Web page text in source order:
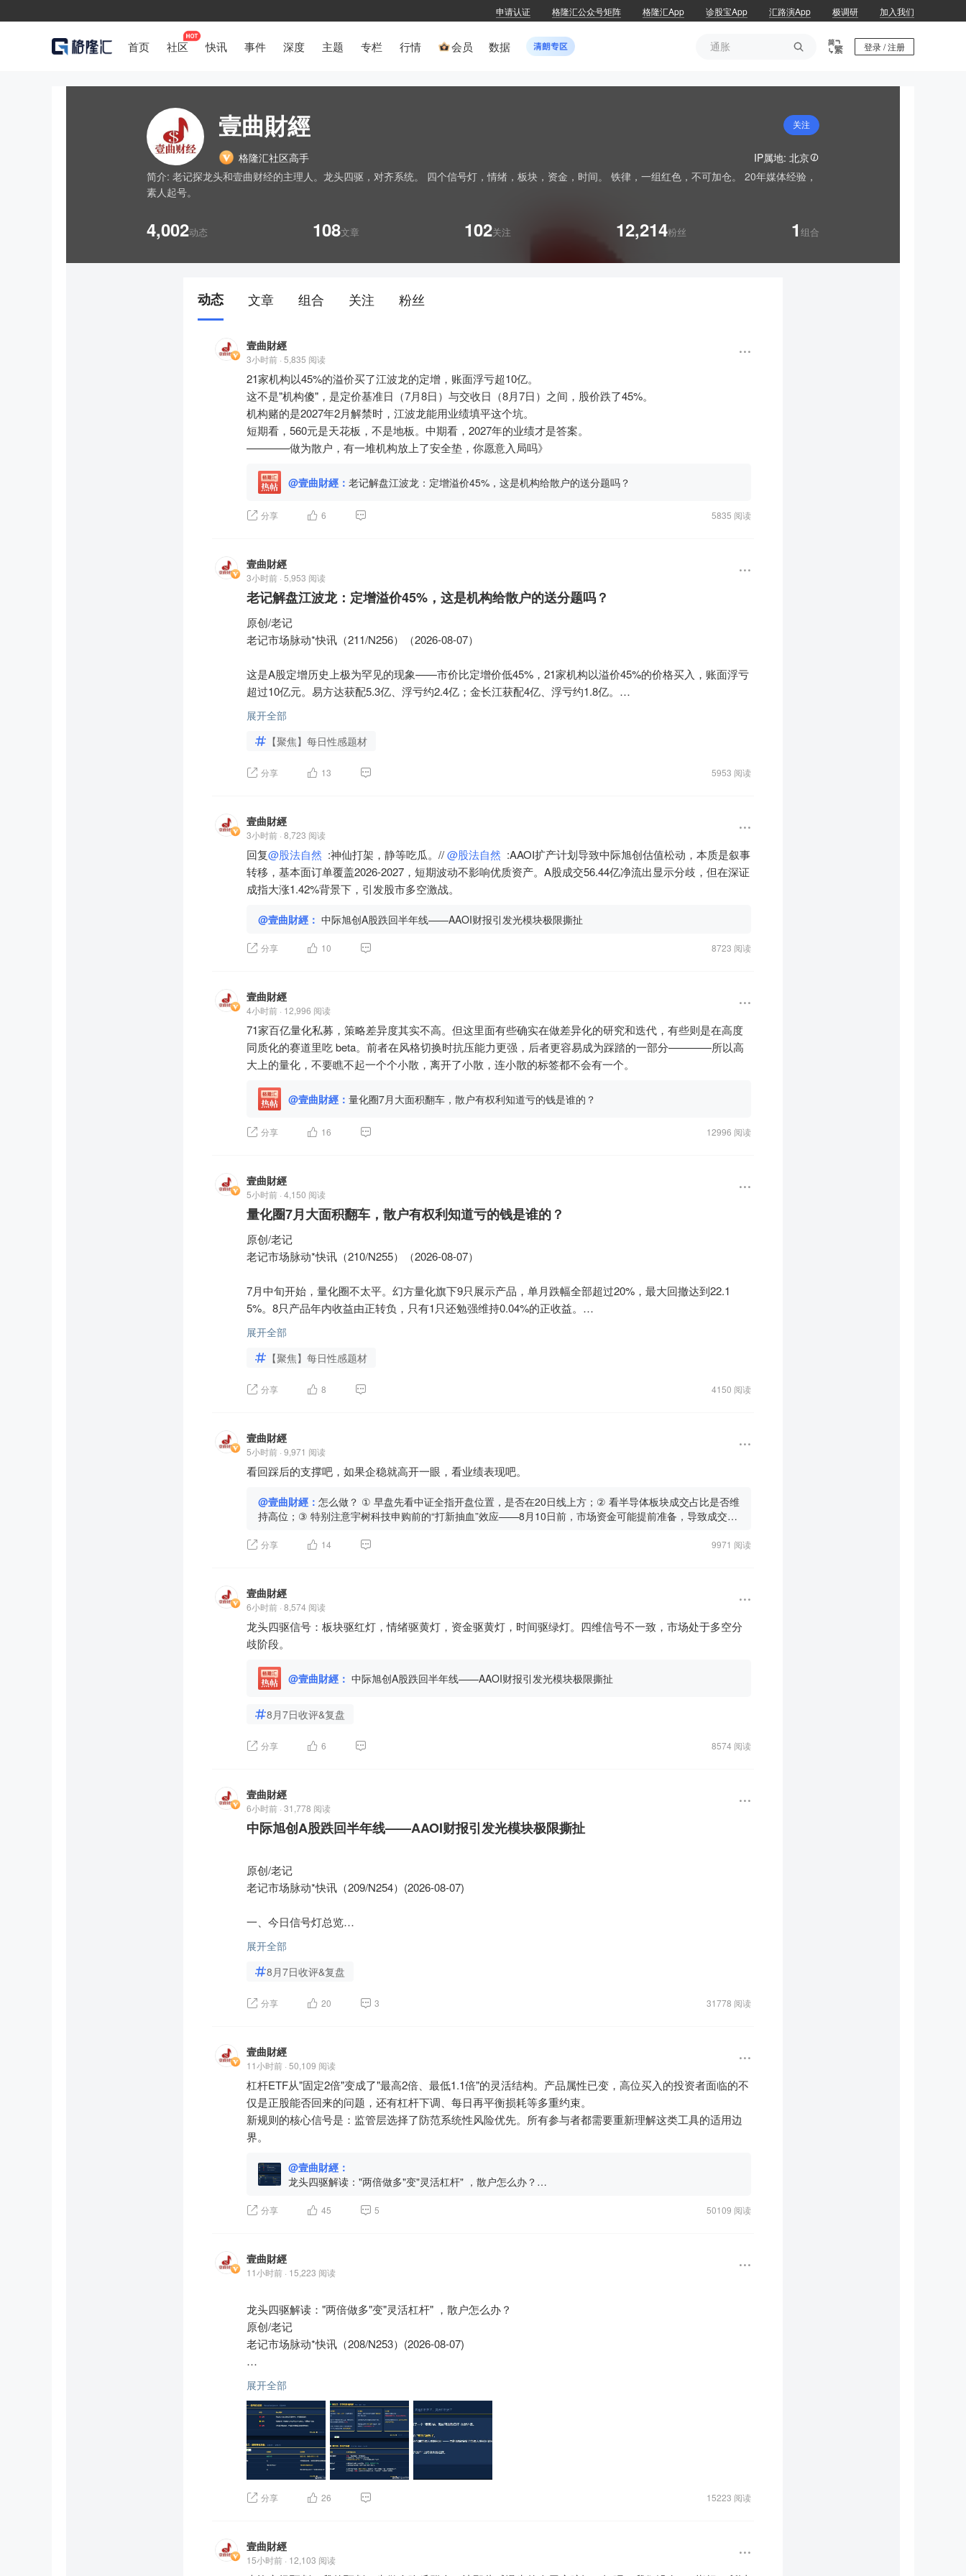
申请认证 格隆汇公众号矩阵 格隆汇App 诊股宝App 汇路演App 极调研 加入我们
首页 社区 快讯 事件 深度 主题 专栏 行情 会员 数据 
通胀
登录 / 注册
壹曲財經 关注
格隆汇社区高手
IP属地: 北京
简介: 老记探龙头和壹曲财经的主理人。龙头四驱，对齐系统。 四个信号灯，情绪，板块，资金，时间。 铁律，一组红色，不可加仓。 20年媒体经验，
素人起号。
4,002动态 108文章 102关注 12,214粉丝 1 组合
动态 文章 组合 关注 粉丝
壹曲財經
3小时前 · 5,835 阅读
21家机构以45%的溢价买了江波龙的定增，账面浮亏超10亿。
这不是"机构傻"，是定价基准日（7月8日）与交收日（8月7日）之间，股价跌了45%。
机构赌的是2027年2月解禁时，江波龙能用业绩填平这个坑。
短期看，560元是天花板，不是地板。中期看，2027年的业绩才是答案。
————做为散户，有一堆机构放上了安全垫，你愿意入局吗》
@壹曲財經： 老记解盘江波龙：定增溢价45%，这是机构给散户的送分题吗？
分享 6 5835 阅读
壹曲財經
3小时前 · 5,953 阅读
老记解盘江波龙：定增溢价45%，这是机构给散户的送分题吗？
原创/老记
老记市场脉动*快讯（211/N256）（2026-08-07）
这是A股定增历史上极为罕见的现象——市价比定增价低45%，21家机构以溢价45%的价格买入，账面浮亏
超过10亿元。易方达获配5.3亿、浮亏约2.4亿；金长江获配4亿、浮亏约1.8亿。
谁能想到，一只大牛股仅仅一个月，股价从560元直接砍到了386元，降幅达到31%。
更有意思的是，江波龙在时间上的安排，8月7日晚披露定增利空，8月10日白天，宇树科技申购，虹吸效应
出现，江波龙可能与市场同步回调？然后，8月10日晚间，公司再度释放半年报利好？
一、信号灯总览
板块驱	🟢 绿灯	存储行业高景气，公司半年报预告净利92-110亿，基本面强劲；
资金驱	🔴 红灯	定增股6个月限售期（2027年2月解禁），短期缺乏增量资金承接；
时间驱	🔴 红灯	8月10日宇树申购（虹吸效应）+8月11日中报披露（双事件窗口）；
二、定增价格与市价的"剪刀差"
指标	                 数据
定增发行价	560元/股
溢价幅度	                 +45%
限售期	                 6个月（2027年2月解禁）
三、核心拆解：为什么会发生"溢价定增"？
1. 定增定价机制：不是"市价打折"，是"提前锁定"
定向增发的定价基准日，通常是发行期首日（本次为7月8日左右）。江波龙在7月8日前股价处于历史高位
区间（500-600元），定增底价参考当时股价水平，最终以560元发行。而7月8日之后，受光模块板块调
整、市场整体回调等因素影响，江波龙股价从高位跌至386元。
2. 机构为何愿意"高位接盘"？
江波龙2026年上半年预计净利润92-110亿元，同比增长622倍至744倍；其中一季度已赚38.62亿元，二季度
按半年报上限110亿简单年化，全年净利润可能超过200亿元。当前市值约1634亿元（386元×4.23亿股），
对应PE仅约8倍。
机构的逻辑是：560元买，对应估值约12-13倍，在一个年赚200亿、增速数倍的公司面前，12倍PE并不
贵。他们赌的是——定增解禁时（2027年2月），市价能回到560元以上。
这就是资本市场，谁也不知道黑天鹅什么时间飞起来。
四、会"流产"吗？——大概率不会
根据公告，募集资金已于7月9日到账，验资完成，三方监管协议已签。"流产"指的是"发行失败"——但发行
已经完成，资金已经到手。
2. 机构不会"弃购"
年2月才能卖。
五、对股价的后续影响：三个时间维度
短期（1-2周）：承压，但跌不深
溢价45%的"锚定效应"——散户看到560的定增价，会以386为"便宜"	半年报8月10日晚披露，大概率超预
期，形成基本面支撑
宇树科技8月10日申购，冻结资金虹吸	                                                    Q2单季净利53-71亿，环比增长38-8
定增股虽不流通，但市场心理层面承压	                                                    当前PE仅约8倍，估值有安全
边际
中期（1-6个月）："定增价"是天花板，不是地板
560元是机构的成本价，也是心理阻力位。机构解禁前（2027年2月前），市价很难有效突破560元——因
长期（6个月以上）：看基本面
决定股价能否回到560元以上的，不是定增价，而是2027年的业绩。如果2027年江波龙能维持200亿以上净
利润，PE压缩到10倍以下，560元就会变成"地板"而不是"天花板"。但如果存储周期见顶、业绩下滑，560
元就会成为长期的"山顶"。
背后至少有三层意思：
第一层：为宇树科技申购"让路"
8月10日是宇树科技申购日，市场关注焦点在宇树。选择周五（8月7日）盘后公布定增结果，是为了避开宇
第二层：中报前"净身"——利空出清
第三层：对冲虹吸效应
宇树申购日，市场资金被冻结。江波龙选择在同一天让市场消化"定增结果+中报预期"，是利用中报利好来
对冲定增利空和申购虹吸——让持有者看到中报的"定心丸"，减少因宇树申购导致的抛售压力。
问题	                 龙头四驱的答案
能不能做？	短期不能加仓。 资金驱红灯（定增套牢盘）+时间驱红灯（宇树虹吸），双重压力下，短期
做什么？	                  如果已在车上：持有，等待中报验证。 8月11日的半年报是核心变量。如果净利润接
怎么做？	                  ① 不要追高：当前386元，距离定增价560元有45%的空间——但这不是"安全垫"，
是"心理阻力"。② 等中报落地：如果中报超预期，短期可能有反弹；如果中报不及预期（低于100亿），可
八、21家机构帐面浮亏超10亿
机构赌的是2027年2月解禁时，江波龙能用业绩填平这个坑。
短期看，560元是天花板，不是地板。中期看，2027年的业绩才是答案。
#江波龙#定增#半年报#宇树科技
展开全部
【聚焦】每日性感题材
分享 13 5953 阅读
壹曲財經
3小时前 · 8,723 阅读
回复@股法自然 :神仙打架，静等吃瓜。//@股法自然 :AAOI扩产计划导致中际旭创估值松动，本质是叙事
转移，基本面订单覆盖2026-2027，短期波动不影响优质资产。A股成交56.44亿净流出显示分歧，但在深证
成指大涨1.42%背景下，引发股市多空激战。
@壹曲財經： 中际旭创A股跌回半年线——AAOI财报引发光模块极限撕扯
分享 10 8723 阅读
壹曲財經
4小时前 · 12,996 阅读
71家百亿量化私募，策略差异度其实不高。但这里面有些确实在做差异化的研究和迭代，有些则是在高度
同质化的赛道里吃 beta。前者在风格切换时抗压能力更强，后者更容易成为踩踏的一部分————所以高
大上的量化，不要瞧不起一个个小散，离开了小散，连小散的标签都不会有一个。
@壹曲財經： 量化圈7月大面积翻车，散户有权利知道亏的钱是谁的？
分享 16 12996 阅读
壹曲財經
5小时前 · 4,150 阅读
量化圈7月大面积翻车，散户有权利知道亏的钱是谁的？
原创/老记
老记市场脉动*快讯（210/N255）（2026-08-07）
7月中旬开始，量化圈不太平。幻方量化旗下9只展示产品，单月跌幅全部超过20%，最大回撤达到22.1
5%。8只产品年内收益由正转负，只有1只还勉强维持0.04%的正收益。
不只幻方。明汯14只产品里有9只年内负收益，九坤15只中14只虽然还挂着正收益，但单月回撤明显。稳博
更夸张，有一只产品单周跌了29.23%。
整个行业的数据更扎眼：1198只量化产品，7月平均跌幅14.60%，正收益的只有5%。316只跌超20%，14
一句话说清楚：这不是某一家机构出了问题，是整个行业一起翻了车。
从散户口袋里来的。
这不是阴谋论，是结构性事实。
A股散户持股市值占比大约30%-39%，但交易量贡献了60%-70%，换手率是机构的3到5倍。翻译成大白
话：散户持股少、交易多、拿不住。而量化赚的就是这个交易过程中的价差和信息差。
南京大学有项研究，直接算了一笔账：2025年45家百亿量化私募平均收益率37.6%，同期散户人均亏损超
所以每次量化集体回撤，有人出来安慰说"市场波动，大家都一样"。其实不一样。量化亏的是超额收益的一
表面原因是7月中旬A股风格急转。上半年科技赛道一路狂奔，量化靠着动量因子吃得满嘴流油。结果7月风
格突然切换，前期涨最猛的板块回调最快，动量因子瞬间从赚钱机器变成亏损引擎。
更关键的是，国内绝大多数量化机构用的是类似的公开行情数据，核心因子、选股逻辑、风控阈值高度重
合。平时大家赚一样的钱，出事也是亏一样的钱。
每家机构自己的风控逻辑没问题——净值碰到回撤线，自动减仓止损，这在单个机构来看是理性的。但当
数千套几乎一样的模型在同一时间触发同一类指令，个体理性就变成了集体灾难。
损。下跌—减仓—更深下跌，形成闭环。
原本只是一次正常的风格切换，被量化的同步踩踏放大了好几倍，最终变成行业性的集体回撤。
我做记者30年，炒股也差不多这个年头。看得多了，有一个规律越来越清晰：市场上涨的时候，各路资金
是轮番上阵的。今天拉半导体的，明天拉新能源的，后天拉消费的——像接力赛，一棒接一棒，热热闹
闹。
涨的时候轮番上，跌的时候一起跑——这是市场参与者的真实行为模式，不是教科书里写的那种"理性均
衡"。
时候，它们的算法同样比人快，先一步止损出逃。速度最快的量化机构率先离场，速度最慢的——往往包
括反应最迟钝的散户——被留在最后。
所以我一直想说一句：当你发现某个赛道突然所有量化都在赚，不要觉得"市场机会真好"。换个角度想想，
等它们跑的时候，你跑得过吗？
行业层面的几个数字
尔法因子在不断枯竭，策略越来越同质化。规模越大，调仓冲击越大；因子越拥挤，超额收益越薄。
千惠投资因为非法经营罪被判刑，这是司法层面的信号。吴清在两会明确表态要"深化细化高频量化监管"，
这次行业性回撤等于给这个议题补了一个最新的现实注脚。
散户要警惕同质化策略
一、认清交易对手。量化贡献了市场60%-70%的交易量，但只持有30%-40%的仓位。散户反过来。这意味
着你在交易端面对的是一台高速运转的机器，不是一个和你水平差不多的对手。
的结果。散户往往不是输在判断上，而是输在反应速度上。
三、区分机构。71家百亿量化私募，策略差异度其实不高。但这里面有些确实在做差异化的研究和迭代，
有些则是在高度同质化的赛道里吃 beta。前者在风格切换时抗压能力更强，后者更容易成为踩踏的一部
展开全部
【聚焦】每日性感题材
分享 8 4150 阅读
壹曲財經
5小时前 · 9,971 阅读
看回踩后的支撑吧，如果企稳就高开一眼，看业绩表现吧。
@壹曲財經： 怎么做？ ① 早盘先看中证全指开盘位置，是否在20日线上方；② 看半导体板块成交占比是否维
持高位；③ 特别注意宇树科技申购前的“打新抽血”效应——8月10日前，市场资金可能提前准备，导致成交量
分享 14 9971 阅读
壹曲財經
6小时前 · 8,574 阅读
龙头四驱信号：板块驱红灯，情绪驱黄灯，资金驱黄灯，时间驱绿灯。四维信号不一致，市场处于多空分
歧阶段。
@壹曲財經： 中际旭创A股跌回半年线——AAOI财报引发光模块极限撕扯
8月7日收评&复盘
分享 6 8574 阅读
壹曲財經
6小时前 · 31,778 阅读
中际旭创A股跌回半年线——AAOI财报引发光模块极限撕扯
原创/老记
老记市场脉动*快讯（209/N254）(2026-08-07)
一、今日信号灯总览
表格
信号灯	状态     	核心判断
情绪驱	🟡 黄灯	早盘一度涨超4%→午后转跌跌3.68%，成交546亿两市第一，多空显著分歧
资金驱	🟡 黄灯	A股主力净流出56.44亿；但摩根大通H股加仓至15.02%，高盛同期从12.19%降至11.6
二、今日行情复盘
8月7日关键数据：
指标	                  数据
A股收盘	           919.87元，-3.68%（盘中最高999.88元，最低902.00元，振幅10.25%）
A股成交额	   546.71亿元，两市第一
主力资金净流出    -56.44亿元，占成交额10.32%，两市减持第一
H股收盘	           约1108港元，-3.74%
关键均线位置       A股跌回半年线附近，未能站上20周线（约983元）
超500亿成交额、10.25%振幅，多空分歧打到极致。
三、龙头四驱信号灯拆解
今天的分歧体现在两个方面：
第一，早盘与午后的背离。
开盘情绪是"光模块板块集体反弹"——中际旭创早盘涨超4%、新易盛涨超5%——但午后AAOI扩产逻辑迅速
发酵，多翻空。
第二，机构行为的分歧。
港股数据显示，摩根大通8月4日将H股持股从13.48%升至15.02%；但高盛同期从12.19%降至11.60%。外
资对中际旭创的态度已然**。
关于"禁令传闻"： 此前市场流传美国光模块"禁令"传闻，但公司已核实FCC尚未出台相关文件，暂时不予评
述——这个不确定性尚未落地，但一直悬在头上。
情绪驱黄灯，核心原因是"短期情绪极端化+外部变量不可证伪"——AAOI扩产是实实在在的电话会内容，不
是谣言；但分析普遍指出，AAOI作为海外二线厂商，技术水平和产能兑现度与国内头部公司有明显差距，
中短期实质影响有限。分歧的根源在于市场对"长期叙事"与"短期基本面"的权重分配存在分歧。
及999.88元后迅速回落，收盘919.87元，意味着周线级别的趋势破位可能已经确认。
展开全部
8月7日收评&复盘
分享 20 3 31778 阅读
壹曲財經
11小时前 · 50,109 阅读
杠杆ETF从"固定2倍"变成了"最高2倍、最低1.1倍"的灵活结构。产品属性已变，高位买入的投资者面临的不
仅是正股能否回来的问题，还有杠杆下调、每日再平衡损耗等多重约束。
新规则的核心信号是：监管层选择了防范系统性风险优先。所有参与者都需要重新理解这类工具的适用边
界。
@壹曲財經：
龙头四驱解读："两倍做多"变"灵活杠杆" ，散户怎么办？
老记市场脉动*快讯（208/N253）(2026-08-07)
拉等12只海外个股杠杆及反向产品将全面采用"灵活杠杆"机制。此前产品维持固定2倍杠杆，调整后基
金管理人可根据市场流动性、掉期交易容量及交易成本等因素，每日自主决定杠杆比例，但不得超过2
看多和看空的散户卷入了新一轮争议之中。有网友问如何看待这个现象，针对网友的细化内容，老记
用龙头四驱模型跑了一遍，下面就是模型给出的结论，供网友参考和批评。
一、信号灯总览
信号灯 状态 核心判断
时间驱 🔴 红灯 8月3日新规生效，产品运作逻辑已发生根本变化
二、到底发生了什么？
时间线：
5月：韩国推出单股杠杆ETF，散户蜂拥而入，杠杆资金推高三星、SK海力士
6月25日：SK海力士股价见顶，2倍做多产品净值193.65港元，规模突破1300亿港元，问鼎全球最大
单一股票杠杆ETF
分享 45 5 50109 阅读
壹曲財經
11小时前 · 15,223 阅读
龙头四驱解读："两倍做多"变"灵活杠杆" ，散户怎么办？
原创/老记
老记市场脉动*快讯（208/N253）(2026-08-07)
韩国股市7月份经历大跌，SK海力士、三星电子等遭遇大幅回撤。7月24日，香港证监会修订《有关上市结
构性基金的通函》，随后南方东英宣布，自8月3日起，旗下SK海力士、三星电子、英伟达、特斯拉等12只
海外个股杠杆及反向产品将全面采用"灵活杠杆"机制。此前产品维持固定2倍杠杆，调整后基金管理人可根
据市场流动性、掉期交易容量及交易成本等因素，每日自主决定杠杆比例，但不得超过2倍，最低可降至1.
1倍，反向产品最低则可调整至-1.1倍。
看多和看空的散户卷入了新一轮争议之中。有网友问如何看待这个现象，针对网友的细化内容，老记用龙
头四驱模型跑了一遍，下面就是模型给出的结论，供网友参考和批评。
一、信号灯总览
资金驱	🟡 黄灯	韩国杠杆ETF规模从530亿降至240亿美元，存量杠杆仍在
时间驱	🔴 红灯	8月3日新规生效，产品运作逻辑已发生根本变化
展开全部
分享 26 15223 阅读
壹曲財經
15小时前 · 12,103 阅读